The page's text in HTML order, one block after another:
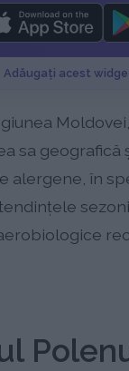
Adăugați acest
sa
în